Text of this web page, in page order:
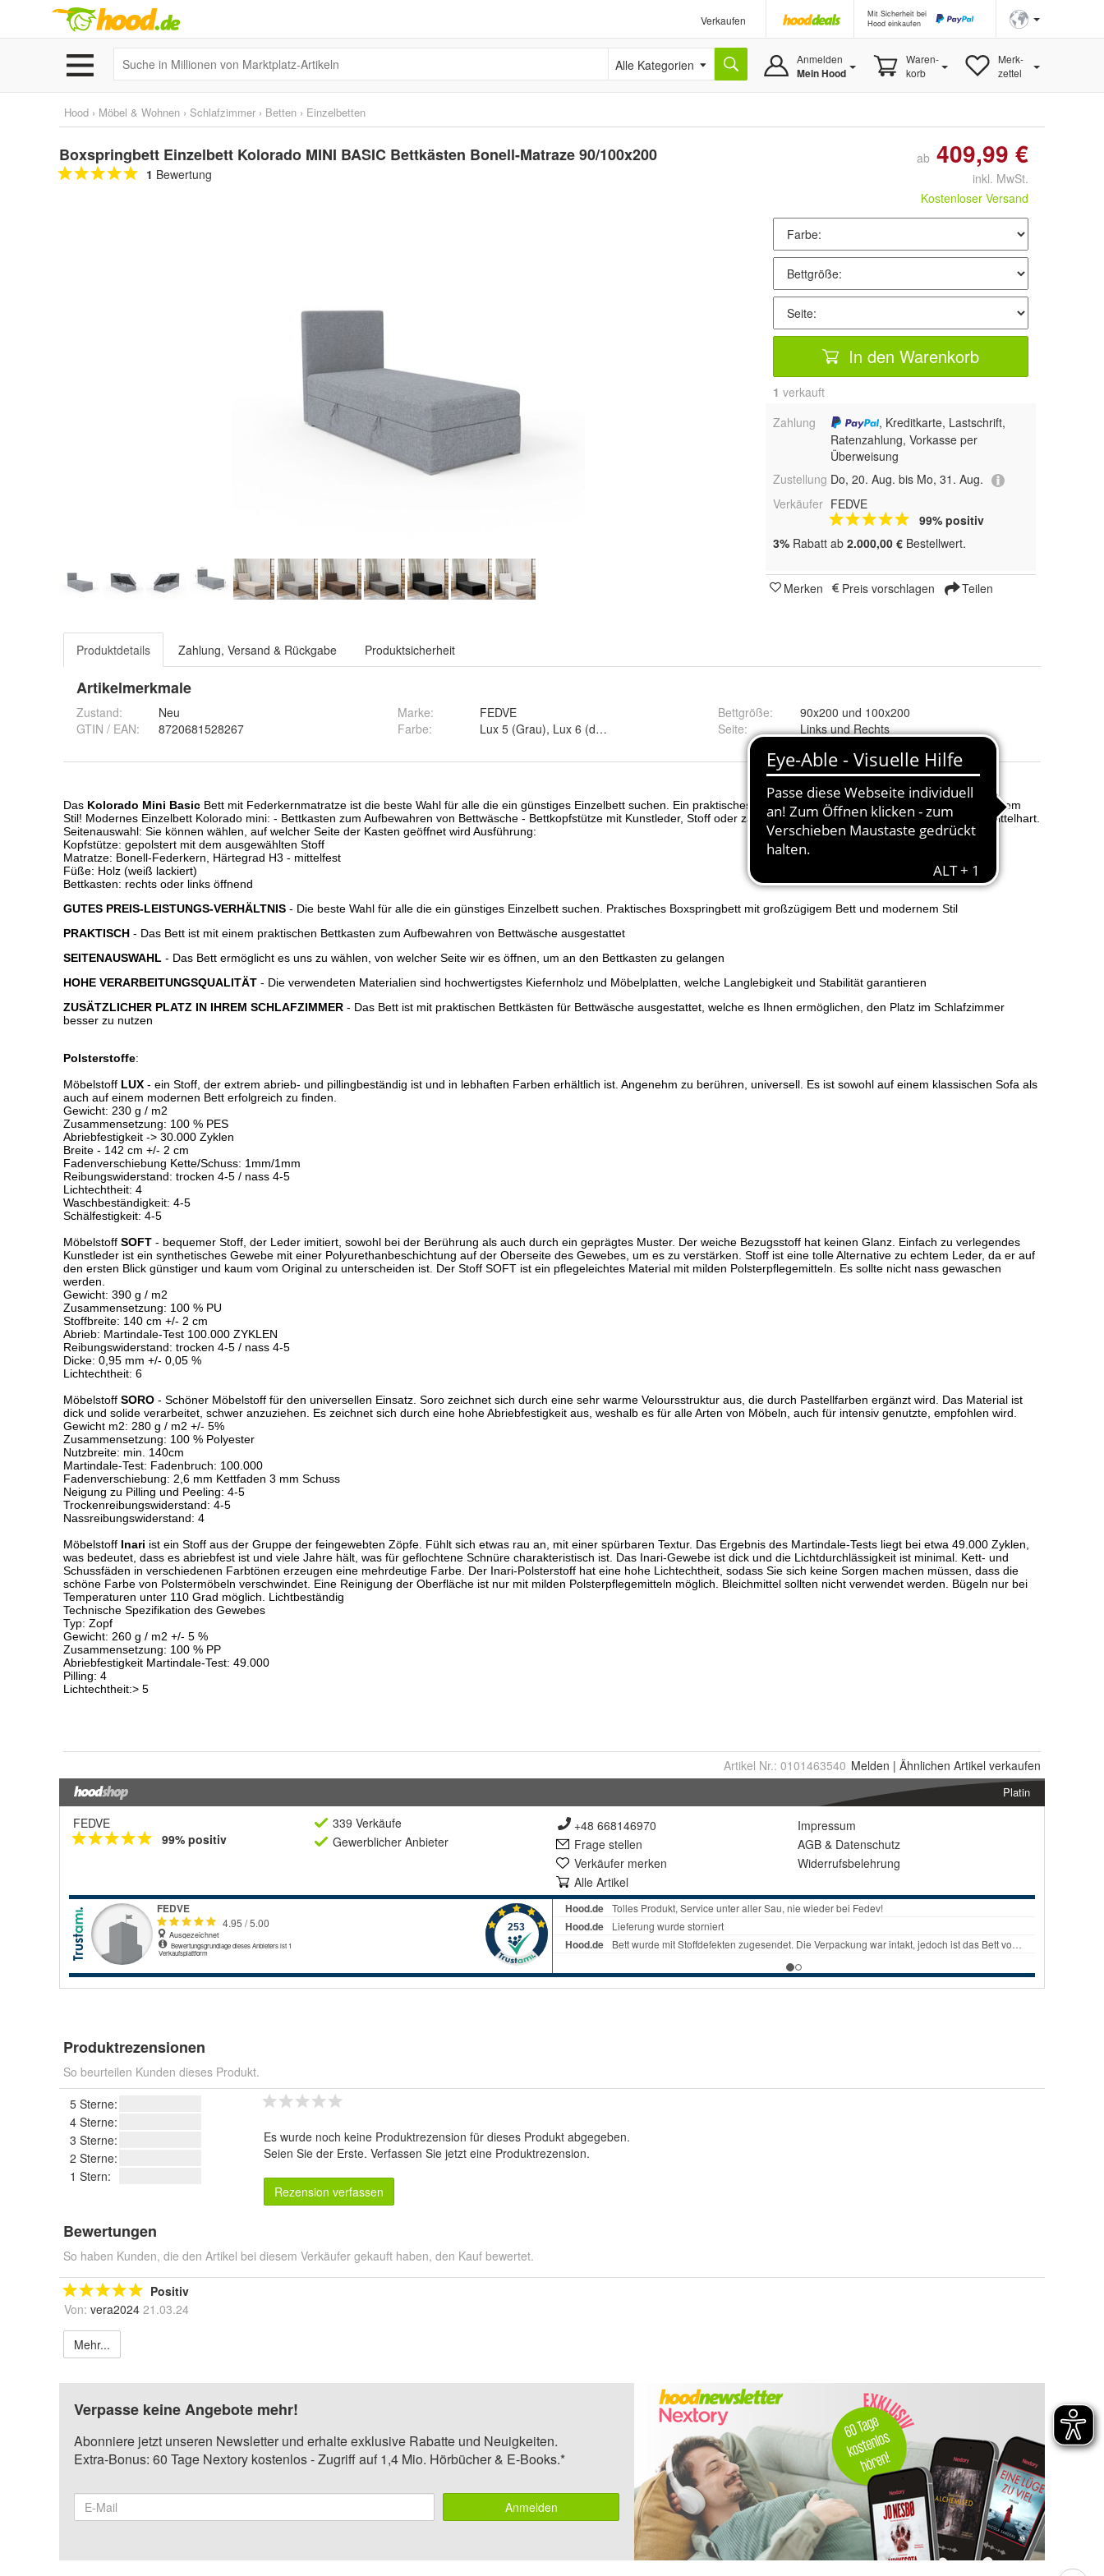
Verkaufen
Mit Sicherheit bei
Hood einkaufen
Alle Kategorien Anmelden
Mein Hood
Waren-
korb
Merk-
zettel
Hood › Möbel & Wohnen › Schlafzimmer › Betten › Einzelbetten
Boxspringbett Einzelbett Kolorado MINI BASIC Bettkästen Bonell-Matraze 90/100x200
1 Bewertung
ab 409,99 €
inkl. MwSt.
Kostenloser Versand
In den Warenkorb
1 verkauft
Zahlung
, Kreditkarte, Lastschrift,
Ratenzahlung, Vorkasse per
Überweisung
Zustellung Do, 20. Aug. bis Mo, 31. Aug.
Verkäufer FEDVE
99% positiv
3% Rabatt ab 2.000,00 € Bestellwert.
Merken Preis vorschlagen Teilen
Produktdetails Zahlung, Versand & Rückgabe Produktsicherheit
Artikelmerkmale
Zustand:
Neu
GTIN / EAN:
8720681528267
Marke:
FEDVE
Farbe: Lux 5 (Grau), Lux 6 (dunkelgrau), Lux 23 (Schwarz), Soft 11 (Schwarz), Soft 17 (Weiß), Soro 21 (Beige), Inari 24
Bettgröße:
90x200 und 100x200
Seite: Links und Rechts
Artikel Nr.: 0101463540 Melden | Ähnlichen Artikel verkaufen
Platin
FEDVE
99% positiv
339 Verkäufe
Gewerblicher Anbieter
+48 668146970
Frage stellen
Verkäufer merken
Alle Artikel
Impressum
AGB & Datenschutz
Widerrufsbelehrung
Produktrezensionen
So beurteilen Kunden dieses Produkt.
5 Sterne:
4 Sterne:
3 Sterne:
2 Sterne:
1 Stern:
Es wurde noch keine Produktrezension für dieses Produkt abgegeben.
Seien Sie der Erste. Verfassen Sie jetzt eine Produktrezension.
Rezension verfassen
Bewertungen
So haben Kunden, die den Artikel bei diesem Verkäufer gekauft haben, den Kauf bewertet.
Positiv
Von: vera2024 21.03.24
Mehr...
Verpasse keine Angebote mehr!
Abonniere jetzt unseren Newsletter und erhalte exklusive Rabatte und Neuigkeiten.
Extra-Bonus: 60 Tage Nextory kostenlos - Zugriff auf 1,4 Mio. Hörbücher & E-Books.*
Anmelden